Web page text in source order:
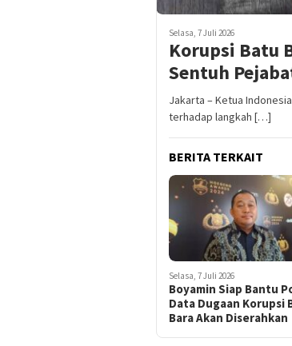
Selasa, 7 Juli 2026
Korupsi Batu
Sentuh
Jakarta – Ketua
terhadap langkah […]
BERITA TERKAIT
Selasa, 7 Juli 2026
Boyamin Siap Bantu
Data Dugaan Korupsi
Bara Akan Diserahkan